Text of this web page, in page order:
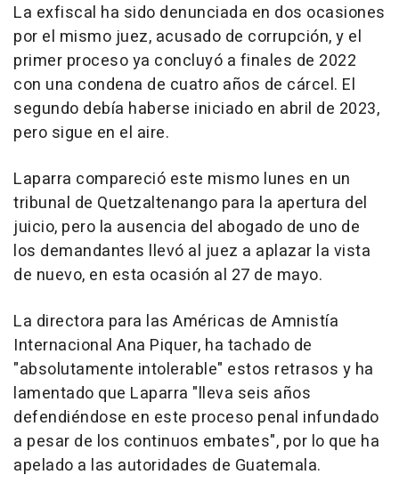
La exfiscal ha sido denunciada en dos ocasiones
por el mismo juez, acusado de corrupción, y el
primer proceso ya concluyó a finales de 2022
con una condena de cuatro años de cárcel. El
segundo debía haberse iniciado en abril de 2023,
pero sigue en el aire.
Laparra compareció este mismo lunes en un
tribunal de Quetzaltenango para la apertura del
juicio, pero la ausencia del abogado de uno de
los demandantes llevó al juez a aplazar la vista
de nuevo, en esta ocasión al 27 de mayo.
La directora para las Américas de Amnistía
Internacional Ana Piquer, ha tachado de
"absolutamente intolerable" estos retrasos y ha
lamentado que Laparra "lleva seis años
defendiéndose en este proceso penal infundado
a pesar de los continuos embates", por lo que ha
apelado a las autoridades de Guatemala.